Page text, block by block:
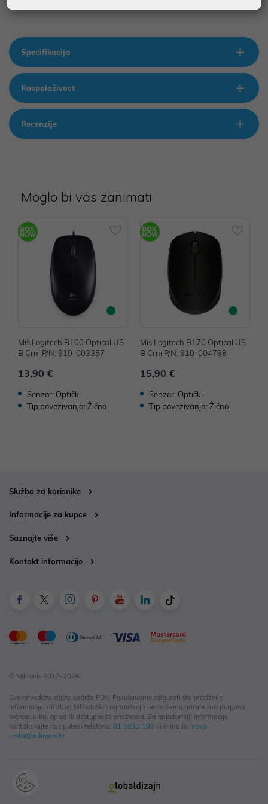
Specifikacija
Raspoloživost
Recenzije
Moglo bi vas zanimati
Miš Logitech B100 Optical US
B Crni P/N: 910-003357
13,90 €
Senzor: Optički
Tip povezivanja: Žično
Miš Logitech B170 Optical US
B Crni P/N: 910-004798
15,90 €
Senzor: Optički
Tip povezivanja: Žično
Služba za korisnike
Informacije za kupce
Saznajte više
Kontakt informacije
© Mikronis 2012-2026
Sve navedene cijene sadrže PDV. Pokušavamo osigurati što preciznije
informacije, ali zbog tehnoloških ograničenja ne možemo garantirati potpunu
točnost slika, opisa ili dostupnosti proizvoda. Za najažurnije informacije
kontaktirajte nas putem telefona: 01 3033 100 ili e-maila: nova-
cesta@mikronis.hr.